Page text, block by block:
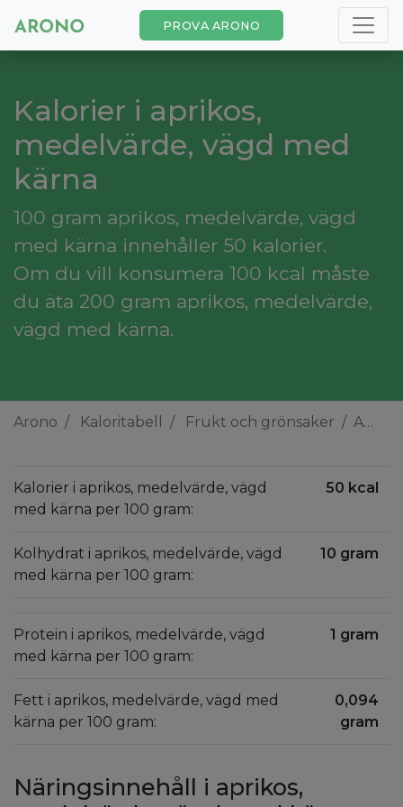
PROVA ARONO
Kalorier i aprikos,
medelvärde, vägd med
kärna
100 gram aprikos, medelvärde, vägd
med kärna innehåller 50 kalorier.
Om du vill konsumera 100 kcal måste
du äta 200 gram aprikos, medelvärde,
vägd med kärna.
Arono Kaloritabell Frukt och grönsaker Aprikos, medelvärde, vägd med kärna
Kalorier i aprikos, medelvärde, vägd
med kärna per 100 gram:
50 kcal
Kolhydrat i aprikos, medelvärde, vägd
med kärna per 100 gram:
10 gram
Protein i aprikos, medelvärde, vägd
med kärna per 100 gram:
1 gram
Fett i aprikos, medelvärde, vägd med
kärna per 100 gram:
0,094
gram
Näringsinnehåll i aprikos,